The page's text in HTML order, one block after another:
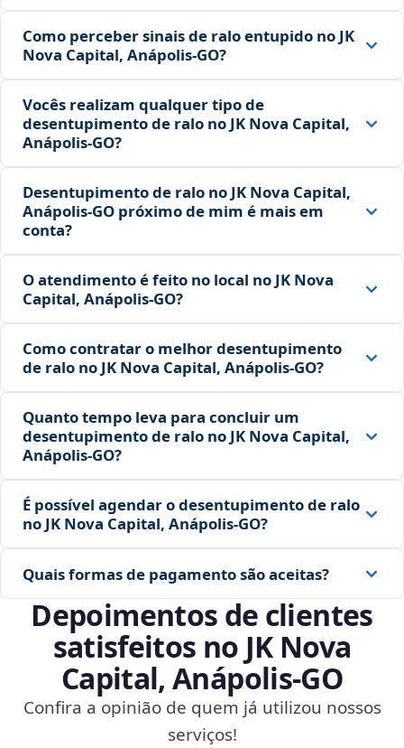
Como perceber sinais de ralo entupido no JK
Nova Capital, Anápolis‑GO?
Vocês realizam qualquer tipo de
desentupimento de ralo no JK Nova Capital,
Anápolis‑GO?
Desentupimento de ralo no JK Nova Capital,
Anápolis‑GO próximo de mim é mais em
conta?
O atendimento é feito no local no JK Nova
Capital, Anápolis‑GO?
Como contratar o melhor desentupimento
de ralo no JK Nova Capital, Anápolis‑GO?
Quanto tempo leva para concluir um
desentupimento de ralo no JK Nova Capital,
Anápolis‑GO?
É possível agendar o desentupimento de ralo
no JK Nova Capital, Anápolis‑GO?
Quais formas de pagamento são aceitas?
Depoimentos de clientes
satisfeitos no JK Nova
Capital, Anápolis‑GO
Confira a opinião de quem já utilizou nossos
serviços!